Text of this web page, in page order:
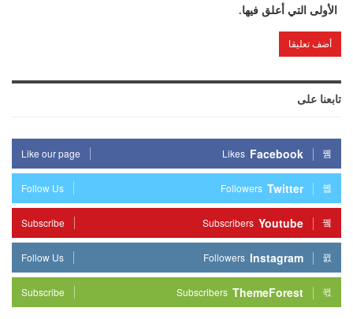
الأولى التي أعلق فيها.
تابعنا على
Facebook
Likes
Like our page
Twitter
Followers
Follow Us
Youtube
Subscribers
Subscribe
Instagram
Followers
Follow Us
ThemeForest
Subscribers
Subscribe